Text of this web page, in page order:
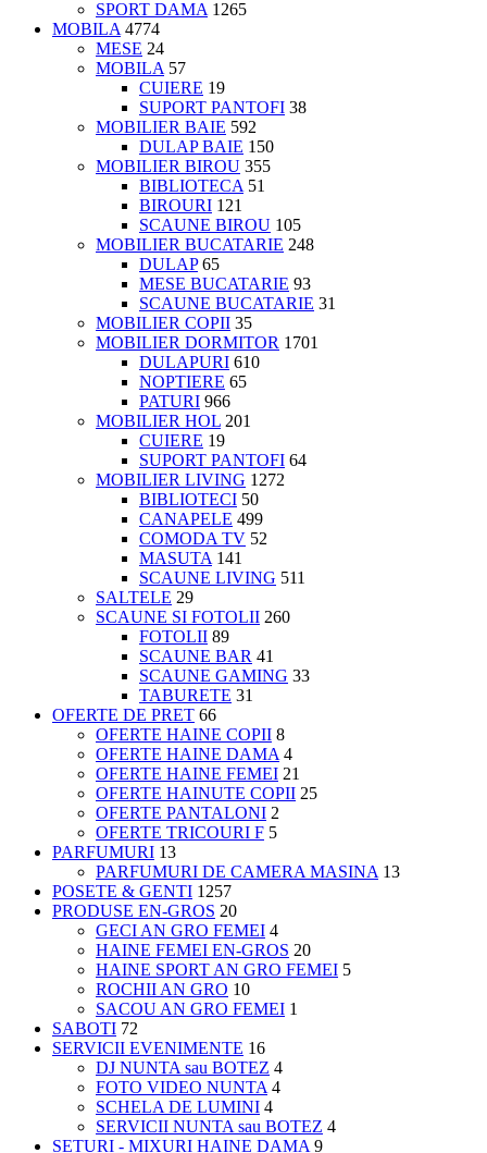
SPORT DAMA 1265
MOBILA 4774
MESE 24
MOBILA 57
CUIERE 19
SUPORT PANTOFI 38
MOBILIER BAIE 592
DULAP BAIE 150
MOBILIER BIROU 355
BIBLIOTECA 51
BIROURI 121
SCAUNE BIROU 105
MOBILIER BUCATARIE 248
DULAP 65
MESE BUCATARIE 93
SCAUNE BUCATARIE 31
MOBILIER COPII 35
MOBILIER DORMITOR 1701
DULAPURI 610
NOPTIERE 65
PATURI 966
MOBILIER HOL 201
CUIERE 19
SUPORT PANTOFI 64
MOBILIER LIVING 1272
BIBLIOTECI 50
CANAPELE 499
COMODA TV 52
MASUTA 141
SCAUNE LIVING 511
SALTELE 29
SCAUNE SI FOTOLII 260
FOTOLII 89
SCAUNE BAR 41
SCAUNE GAMING 33
TABURETE 31
OFERTE DE PRET 66
OFERTE HAINE COPII 8
OFERTE HAINE DAMA 4
OFERTE HAINE FEMEI 21
OFERTE HAINUTE COPII 25
OFERTE PANTALONI 2
OFERTE TRICOURI F 5
PARFUMURI 13
PARFUMURI DE CAMERA MASINA 13
POSETE & GENTI 1257
PRODUSE EN-GROS 20
GECI AN GRO FEMEI 4
HAINE FEMEI EN-GROS 20
HAINE SPORT AN GRO FEMEI 5
ROCHII AN GRO 10
SACOU AN GRO FEMEI 1
SABOTI 72
SERVICII EVENIMENTE 16
DJ NUNTA sau BOTEZ 4
FOTO VIDEO NUNTA 4
SCHELA DE LUMINI 4
SERVICII NUNTA sau BOTEZ 4
SETURI - MIXURI HAINE DAMA 9